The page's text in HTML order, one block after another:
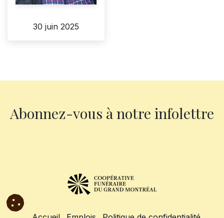
30 juin 2025
Abonnez-vous à notre infolettre